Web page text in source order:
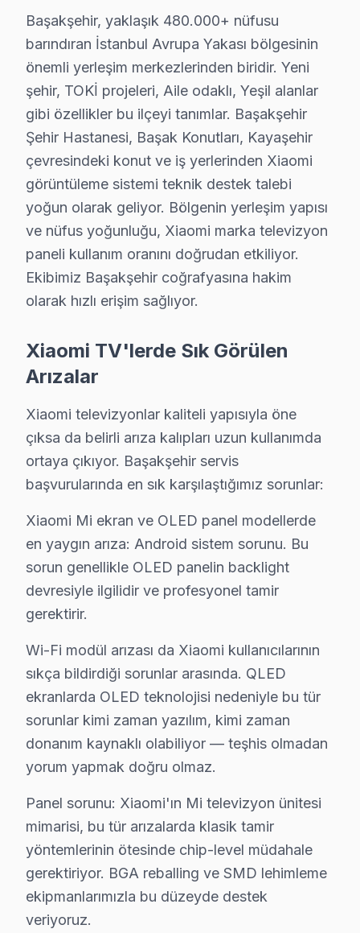
S: Başakşehir'de arıza tespit nasıl yapılıyor?
C: Başakşehir servisimizde müşterinin sorunu
S: Başakşehir'de ekran donması ya da bulanıklık
C: Panel teknolojisine, LED aydınlatma sistemine, T-
S: Başakşehir'de TV açılıp kapanması ne gösteriyor?
C: Standby sorunudur. Güç kartı arızası, anakart
S: "Turuncu ışık yanıyor ama ekran açılmıyor" ne
C: Standby modu çalışıyor ama ana devre sorun
S: Başakşehir'de WiFi/Ethernet bağlanmıyor sorunu
C: Smart televizyon ünitesi'lerde ağ modülü arızası,
S: Başakşehir'de hangi arızalarda tamir yapılır,
C: Panel piksel arızası, dallanma, tam kararma
C: Başakşehir'de Xiaomi 4K modeli modelinde Mi
S: Başakşehir'de bu marka LED TV Smart arayüzü
C: Başakşehir servisimize başvurmadan önce şunları
Başakşehir'de Xiaomi televizyon servis ihtiyacınız
Telefon: 0850 811 14 36
• Başakşehir'de aynı gün Xiaomi televizyon randevu
• Belirlenen saatte uzman Xiaomi teknisyeni
• Başakşehir genelinde hızlı ve profesyonel söz
Başakşehir'de Yerinde Xiaomi Televizyon Servis
Başakşehir Şehir Hastanesi, Başak Konutları,
Ücretsiz ön teşhis hakkınız var. 0850 811 14 36
Başakşehir Xiaomi Televizyon Servisi İçin
Başakşehir'deki Tecrübemiz: Başakşehir ve yakın
Başakşehir Servis Güvencesi: Başakşehir'de
Başakşehir Xiaomi Sertifikalı Kadro: Xiaomi yetkili
Başakşehir'de İtibar: Başakşehir ve çevresinde tercih
Ücretsiz ön teşhis hakkınız var. 0850 811 14 36
Başakşehir, yaklaşık 480.000+ nüfusu
barındıran İstanbul Avrupa Yakası bölgesinin
önemli yerleşim merkezlerinden biridir. Yeni
şehir, TOKİ projeleri, Aile odaklı, Yeşil alanlar
gibi özellikler bu ilçeyi tanımlar. Başakşehir
Şehir Hastanesi, Başak Konutları, Kayaşehir
çevresindeki konut ve iş yerlerinden Xiaomi
görüntüleme sistemi teknik destek talebi
yoğun olarak geliyor. Bölgenin yerleşim yapısı
ve nüfus yoğunluğu, Xiaomi marka televizyon
paneli kullanım oranını doğrudan etkiliyor.
Ekibimiz Başakşehir coğrafyasına hakim
olarak hızlı erişim sağlıyor.
Xiaomi TV'lerde Sık Görülen
Arızalar
Xiaomi televizyonlar kaliteli yapısıyla öne
çıksa da belirli arıza kalıpları uzun kullanımda
ortaya çıkıyor. Başakşehir servis
başvurularında en sık karşılaştığımız sorunlar:
Xiaomi Mi ekran ve OLED panel modellerde
en yaygın arıza: Android sistem sorunu. Bu
sorun genellikle OLED panelin backlight
devresiyle ilgilidir ve profesyonel tamir
gerektirir.
Wi-Fi modül arızası da Xiaomi kullanıcılarının
sıkça bildirdiği sorunlar arasında. QLED
ekranlarda OLED teknolojisi nedeniyle bu tür
sorunlar kimi zaman yazılım, kimi zaman
donanım kaynaklı olabiliyor — teşhis olmadan
yorum yapmak doğru olmaz.
Panel sorunu: Xiaomi'ın Mi televizyon ünitesi
mimarisi, bu tür arızalarda klasik tamir
yöntemlerinin ötesinde chip-level müdahale
gerektiriyor. BGA reballing ve SMD lehimleme
ekipmanlarımızla bu düzeyde destek
veriyoruz.